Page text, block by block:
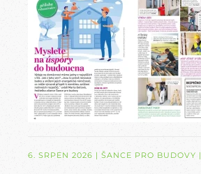
6. SRPEN 2026 | ŠANCE PRO BUDOVY |